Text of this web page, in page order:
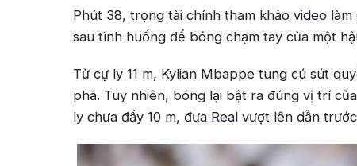
Phút 38, trọng tài chính tham khảo video
sau tình huống để bóng chạm tay của một
Từ cự ly 11 m, Kylian Mbappe tung cú sút
phá. Tuy nhiên, bóng lại bật ra đúng vị trí
ly chưa đầy 10 m, đưa Real vượt lên dẫn